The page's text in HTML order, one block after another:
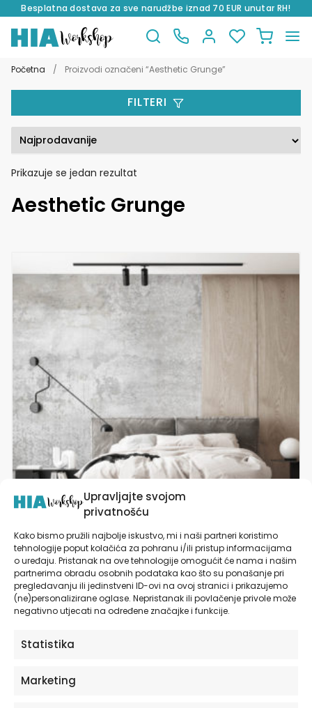
Upravljajte svojom
privatnošću
Kako bismo pružili najbolje iskustvo, mi i naši partneri koristimo
tehnologije poput kolačića za pohranu i/ili pristup informacijama
o uređaju. Pristanak na ove tehnologije omogućit će nama i našim
partnerima obradu osobnih podataka kao što su ponašanje pri
pregledavanju ili jedinstveni ID-ovi na ovoj stranici i prikazujemo
(ne)personalizirane oglase. Nepristanak ili povlačenje privole može
negativno utjecati na određene značajke i funkcije.
Statistika
Marketing
Besplatna dostava za sve narudžbe iznad 70 EUR unutar RH!
na
do
Početna / Proizvodi označeni “Aesthetic Grunge”
Prikazuje se jedan rezultat
Aesthetic Grunge
Tapete za zid | Dizajnerski Mural | Aesthetic
Grunge
od27,90€
proizvod
više
varijanti.
Opcije
mogu
odabrati
na
stranici
proizvoda
FILTERI